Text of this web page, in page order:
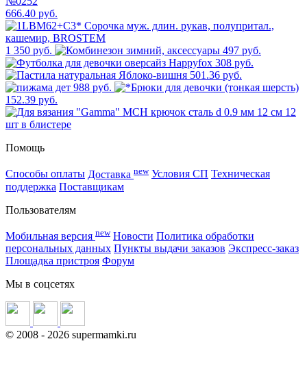
666.40 руб.
1 350 руб.
497 руб.
308 руб.
501.36 руб.
988 руб.
152.39 руб.
Помощь
Способы оплаты Доставка new Условия СП Техническая
поддержка Поставщикам
Пользователям
Мобильная версия new Новости Политика обработки
персональных данных Пункты выдачи заказов Экспресс-заказ
Площадка пристроя Форум
Мы в соцсетях
© 2008 - 2026 supermamki.ru